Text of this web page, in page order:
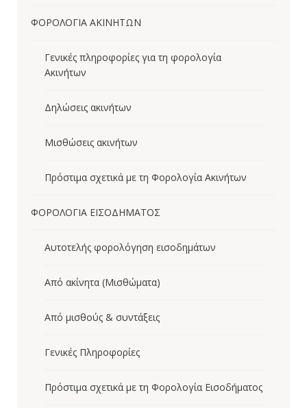
ΦΟΡΟΛΟΓΙΑ ΑΚΙΝΗΤΩΝ
Γενικές πληροφορίες για τη φορολογία
Ακινήτων
Δηλώσεις ακινήτων
Μισθώσεις ακινήτων
Πρόστιμα σχετικά με τη Φορολογία Ακινήτων
ΦΟΡΟΛΟΓΙΑ ΕΙΣΟΔΗΜΑΤΟΣ
Aυτοτελής φορολόγηση εισοδημάτων
Από ακίνητα (Μισθώματα)
Από μισθούς & συντάξεις
Γενικές Πληροφορίες
Πρόστιμα σχετικά με τη Φορολογία Εισοδήματος